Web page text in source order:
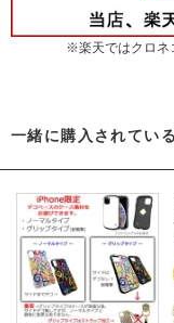
※楽天ではクロネ
一緒に購入されてい